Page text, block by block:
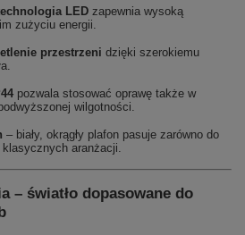
LED zapewnia wysoką
zużyciu energii.
przestrzeni dzięki szerokiemu
pozwala stosować oprawę także w
wilgotności.
– biały, okrągły plafon pasuje zarówno do
aranżacji.
– światło dopasowane do